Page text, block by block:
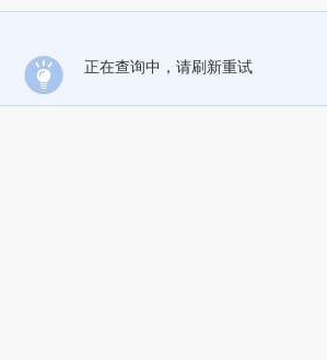
正在查询中，请刷新重试